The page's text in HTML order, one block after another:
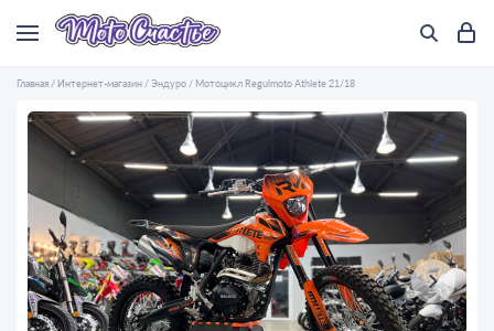
Главная / Интернет-магазин /Эндуро / Мотоцикл Regulmoto Athlete 21/18